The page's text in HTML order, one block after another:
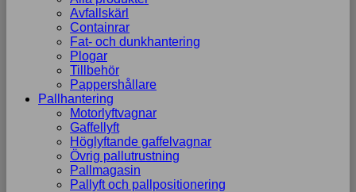
Avfallskärl
Containrar
Fat- och dunkhantering
Plogar
Tillbehör
Pappershållare
Pallhantering
Motorlyftvagnar
Gaffellyft
Höglyftande gaffelvagnar
Övrig pallutrustning
Pallmagasin
Pallyft och pallpositionering